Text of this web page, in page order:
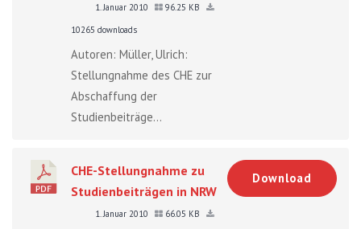
1. Januar 2010
96.25 KB
10265 downloads
Autoren: Müller, Ulrich:
Stellungnahme des CHE zur
Abschaffung der
Studienbeiträge...
CHE-Stellungnahme zu
Studienbeiträgen in NRW
1. Januar 2010
66.05 KB
Download